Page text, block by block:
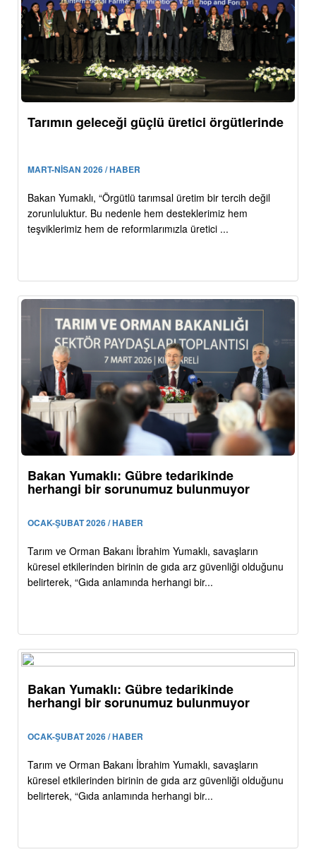
Tarımın geleceği güçlü üretici örgütlerinde
MART-NİSAN 2026 / HABER
Bakan Yumaklı, “Örgütlü tarımsal üretim bir tercih değil
zorunluluktur. Bu nedenle hem desteklerimiz hem
teşviklerimiz hem de reformlarımızla üretici ...
Bakan Yumaklı: Gübre tedarikinde
herhangi bir sorunumuz bulunmuyor
OCAK-ŞUBAT 2026 / HABER
Tarım ve Orman Bakanı İbrahim Yumaklı, savaşların
küresel etkilerinden birinin de gıda arz güvenliği olduğunu
belirterek, “Gıda anlamında herhangi bir...
Bakan Yumaklı: Gübre tedarikinde
herhangi bir sorunumuz bulunmuyor
OCAK-ŞUBAT 2026 / HABER
Tarım ve Orman Bakanı İbrahim Yumaklı, savaşların
küresel etkilerinden birinin de gıda arz güvenliği olduğunu
belirterek, “Gıda anlamında herhangi bir...